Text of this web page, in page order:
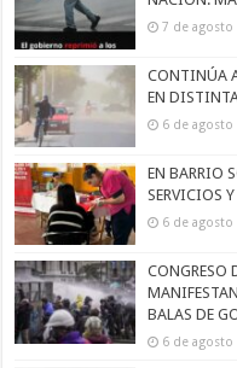
7 de agosto
CONTINÚA
EN
6 de agosto
EN BARRIO
SERVICIOS Y
6 de agosto
CONGRESO
BALAS DE
6 de agosto